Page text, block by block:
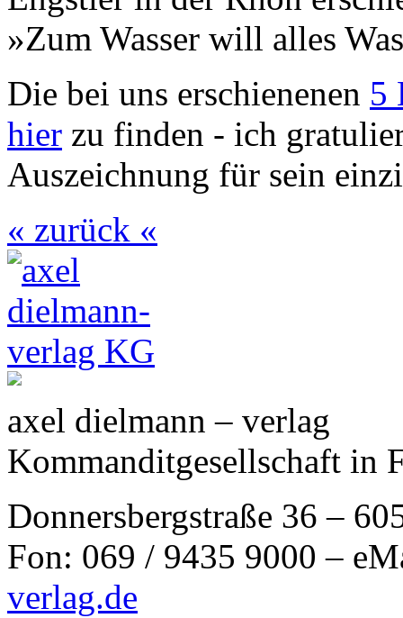
»Zum Wasser will alles
Die bei uns erschienenen 5
hier zu finden - ich
Auszeichnung für sein
« zurück «
axel dielmann – verlag
Kommanditgesellschaft in
Donnersbergstraße 36 –
Fon: 069 / 9435 9000 –
verlag.de